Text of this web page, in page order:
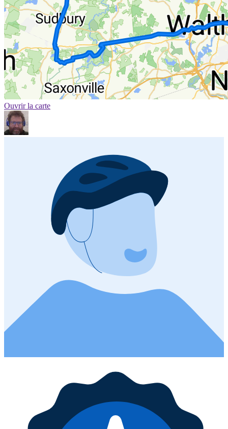
Ouvrir la carte